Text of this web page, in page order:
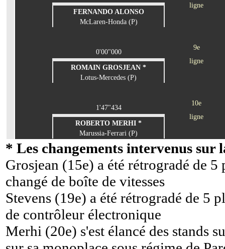
ligne
FERNANDO ALONSO
McLaren-Honda (P)
9e
ligne
0'00"000
ROMAIN GROSJEAN *
Lotus-Mercedes (P)
10e
ligne
1'47"434
ROBERTO MERHI *
Marussia-Ferrari (P)
* Les changements intervenus sur
Grosjean (15e) a été rétrogradé de
changé de boîte de vitesses
Stevens (19e) a été rétrogradé de 5
de contrôleur électronique
Merhi (20e) s'est élancé des stands